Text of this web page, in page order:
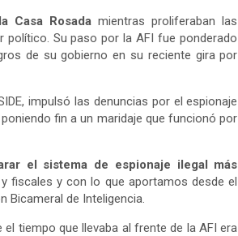
Casa Rosadamientras proliferaban las
Su paso por la AFI fue ponderado
de su gobierno en su reciente gira por
impulsó las denuncias por el espionaje
fin a un maridaje que funcionó por
el sistema de espionaje ilegal más
fiscales y con lo que aportamos desde el
Bicameral de Inteligencia.
tiempo que llevaba al frente de la AFI era